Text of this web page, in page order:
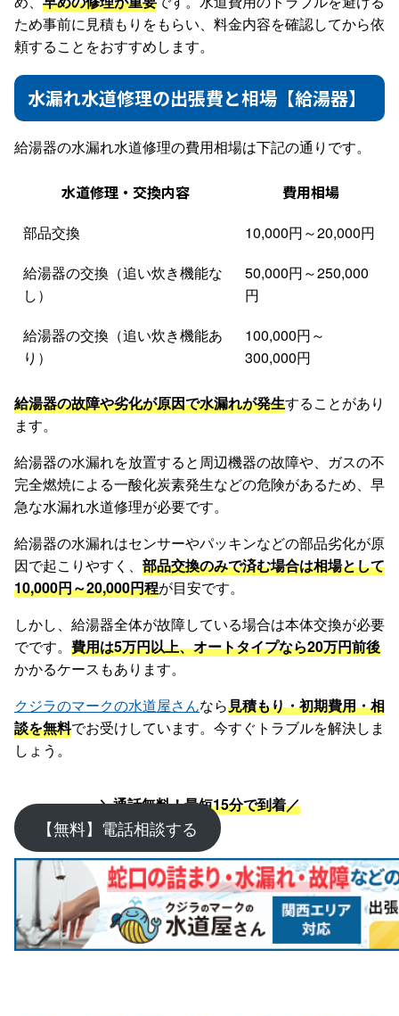
ため事前に見積もりをもらい、料金内容を確認してから依
頼することをおすすめします。
水漏れ水道修理の出張費と相場【給湯器】
給湯器の水漏れ水道修理の費用相場は下記の通りです。
水道修理・交換内容 費用相場
部品交換
10,000円～20,000円
給湯器の交換（追い炊き機能な
し）
50,000円～250,000
円
給湯器の交換（追い炊き機能あ
り）
100,000円～
300,000円
給湯器の故障や劣化が原因で水漏れが発生することがあり
ます。
給湯器の水漏れを放置すると周辺機器の故障や、ガスの不
完全燃焼による一酸化炭素発生などの危険があるため、早
急な水漏れ水道修理が必要です。
給湯器の水漏れはセンサーやパッキンなどの部品劣化が原
因で起こりやすく、 部品交換のみで済む場合は相場として
10,000円～20,000円程が目安です。
しかし、給湯器全体が故障している場合は本体交換が必要
でです。 費用は5万円以上、オートタイプなら20万円前後
かかるケースもあります。
クジラのマークの水道屋さんなら見積もり・初期費用・相
談を無料でお受けしています。今すぐトラブルを解決しま
しょう。
＼通話無料！最短15分で到着／
【無料】電話相談する